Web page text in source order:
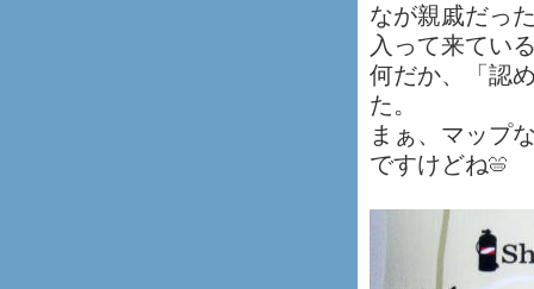
なが親戚だっ
入って来てい
何だか、「認
た。
まぁ、マップ
ですけどね